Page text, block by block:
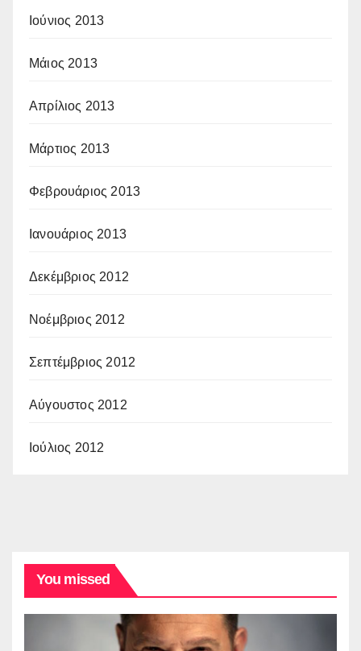
Ιούνιος 2013
Μάιος 2013
Απρίλιος 2013
Μάρτιος 2013
Φεβρουάριος 2013
Ιανουάριος 2013
Δεκέμβριος 2012
Νοέμβριος 2012
Σεπτέμβριος 2012
Αύγουστος 2012
Ιούλιος 2012
You missed